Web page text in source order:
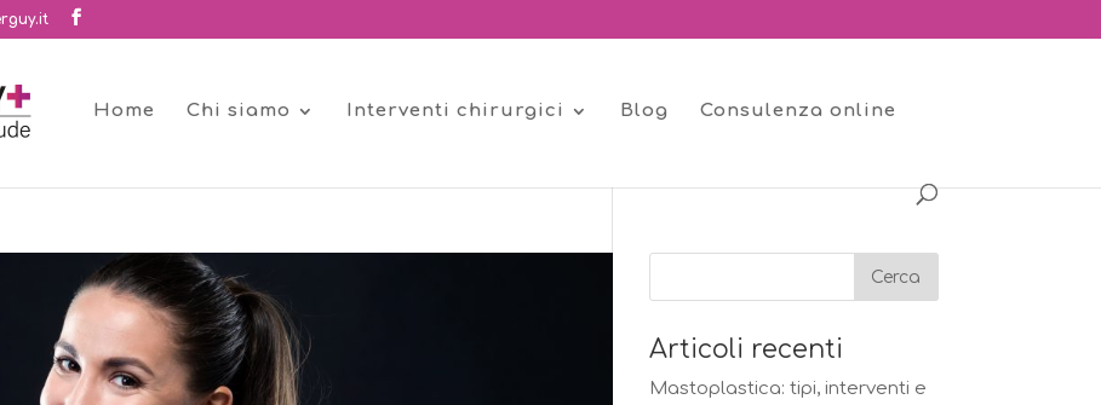
Home Chi siamo Interventi chirurgici Blog Consulenza online
Articoli recenti
Mastoplastica: tipi, interventi e